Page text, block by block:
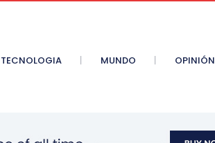
TECNOLOGIA MUNDO OPINIÓN